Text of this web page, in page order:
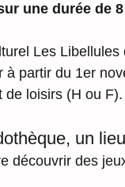
une durée de
Les
à partir du 1er
de loisirs (H ou F).
un
découvrir des